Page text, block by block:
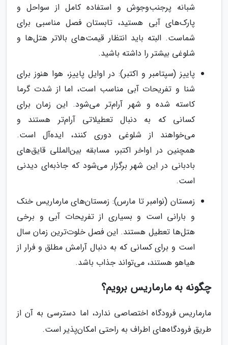
شبانه پرجنب‌وجوش و استفاده کامل از سواحل و
پارک‌های آبی هستید، تابستان فصل مناسبی برای
شماست. البته باید انتظار قیمت‌های بالاتر هتل‌ها و
شلوغی بیشتر را داشته باشید.
پاییز (سپتامبر و اکتبر): در اوایل پاییز، هوا هنوز برای
شنا و تفریحات آبی مناسب است، اما از شدت گرما
کاسته شده و شهر آرام‌تر می‌شود. این زمان برای
کسانی که به دنبال تعطیلاتی آرام‌تر هستند و
می‌خواهند از شلوغی دوری کنند، ایده‌آل است.
همچنین در اواخر اکتبر، مسابقه بین‌المللی قایق‌های
بادبانی در این شهر برگزار می‌شود که جاذبه‌ای دیدنی
است.
زمستان (نوامبر تا مارس): زمستان‌های مارماریس خنک
و بارانی است و بسیاری از تفریحات آبی و برخی
هتل‌ها تعطیل هستند. این فصل خلوت‌ترین زمان سال
است و برای کسانی که به دنبال آرامش مطلق و فرار از
هیاهو هستند، می‌تواند جذاب باشد.
چگونه به مارماریس برویم؟
مارماریس فرودگاه اختصاصی ندارد، اما دسترسی به آن از
طریق فرودگاه‌های اطراف به راحتی امکان‌پذیر است.